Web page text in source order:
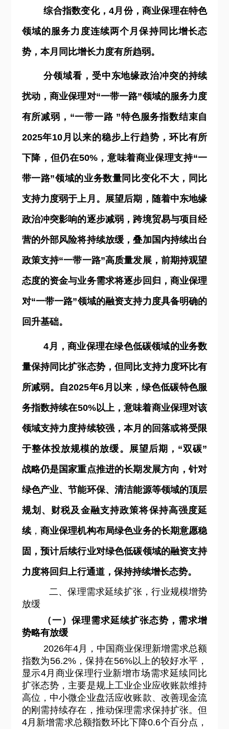
综合指数变化，4月份，商业保理在特色
领域的服务力度连续两个月保持同比增长态
势，本月同比增长力度有所趋弱。
分领域看，受中东地缘政治冲突的持续
扰动，商业保理对“一带一路”领域的服务力度
有所减弱，“一带一路 ”特色服务指数结束自
2025年10月以来的稳步上行趋势，环比有所
下降，但仍在50%，意味着商业保理支持“一
带一路”领域的业务数量同比变化不大，同比
支持力度弱于上月。展望后期，随着中东地缘
政治冲突影响的逐步减弱，跨境贸易与项目经
营的外部风险将持续放缓，叠加国内持续出台
政策支持“一带一路”高质量发展，前期持观望
态度的资金与业务需求将逐步回归，商业保理
对“一带一路”领域的融资支持力度具备明确的
回升基础。
4 月，商业保理在绿色低碳领域的业务数
量保持同比扩张态势，但同比支持力度环比有
所减弱。自2025年6月以来，绿色低碳特色服
务指数持续在50%以上，意味着商业保理对该
领域支持力度持续较强，本月的回落或将受限
于整体投放规模的放缓。展望后期，“双碳”
战略仍是国家重点推进的长期发展方向，针对
绿色产业、节能环保、清洁能源等领域的顶层
规划、财税及金融支持政策将保持高强度延
续， 商业保理机构布局绿色业务的长期意愿稳
固，预计后续行业对绿色低碳领域的融资支持
力度将回归上行通道，保持持续增长态势。
二、保理需求延续扩张，行业规模增势
放缓
（一）保理需求延续扩张态势，需求增
势略有放缓
2026年4月，中国商业保理新增需求总额
指数为56.2%，保持在56%以上的较好水平，
显示4月商业保理行业新增市场需求延续同比
扩张态势，主要是规上工业企业应收账款维持
高位，中小微企业盘活应收账款、改善现金流
的刚需持续存在，推动保理需求保持扩张。但
4月新增需求总额指数环比下降0.6个百分点，